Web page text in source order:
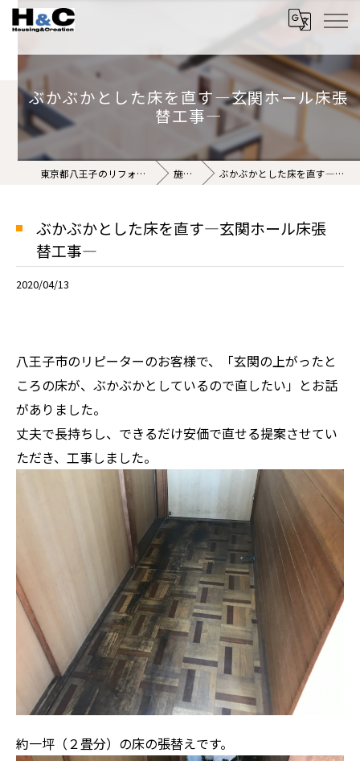
ぶかぶかとした床を直す―玄関ホール床張
替工事―
東京都八王子のリフォームなら株式会社H&C 施工事例 ぶかぶかとした床を直す―玄関ホール床張替工事―
ぶかぶかとした床を直す―玄関ホール床張
替工事―
2020/04/13
八王子市のリピーターのお客様で、「玄関の上がったと
ころの床が、ぶかぶかとしているので直したい」とお話
がありました。
丈夫で長持ちし、できるだけ安価で直せる提案させてい
ただき、工事しました。
約一坪（２畳分）の床の張替えです。